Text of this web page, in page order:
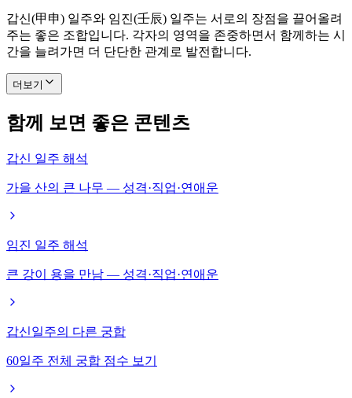
갑신(甲申) 일주와 임진(壬辰) 일주는 서로의 장점을 끌어올려
주는 좋은 조합입니다. 각자의 영역을 존중하면서 함께하는 시
간을 늘려가면 더 단단한 관계로 발전합니다.
더보기
함께 보면 좋은 콘텐츠
갑신 일주 해석
가을 산의 큰 나무 — 성격·직업·연애운
임진 일주 해석
큰 강이 용을 만남 — 성격·직업·연애운
갑신일주의 다른 궁합
60일주 전체 궁합 점수 보기